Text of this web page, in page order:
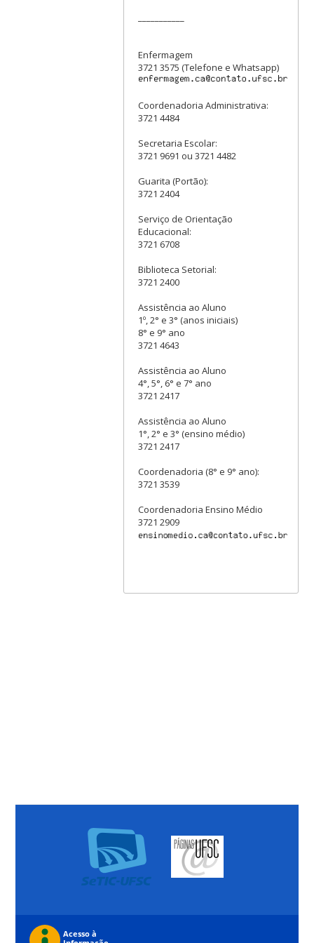
Enfermagem
3721 3575 (Telefone e Whatsapp)
Coordenadoria Administrativa:
3721 4484
Secretaria Escolar:
3721 9691 ou 3721 4482
Guarita (Portão):
3721 2404
Serviço de Orientação
Educacional:
3721 6708
Biblioteca Setorial:
3721 2400
Assistência ao Aluno
1º, 2° e 3° (anos iniciais)
8° e 9° ano
3721 4643
Assistência ao Aluno
4°, 5°, 6° e 7° ano
3721 2417
Assistência ao Aluno
1°, 2° e 3° (ensino médio)
3721 2417
Coordenadoria (8° e 9° ano):
3721 3539
Coordenadoria Ensino Médio
3721 2909